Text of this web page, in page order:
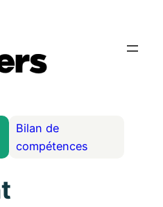
Bilan de
compétences